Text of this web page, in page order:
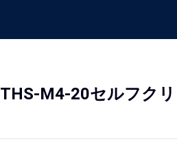
THS-M4-20セルフク